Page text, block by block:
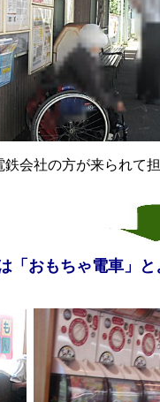
鉄会社の方が来られて
「おもちゃ電車」